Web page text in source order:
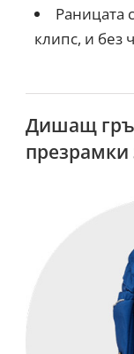
Раницата
клипс, и без
Дишащ